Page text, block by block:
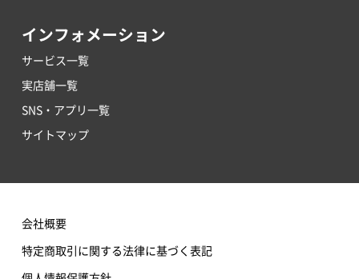
インフォメーション
サービス一覧
実店舗一覧
SNS・アプリ一覧
サイトマップ
会社概要
特定商取引に関する法律に基づく表記